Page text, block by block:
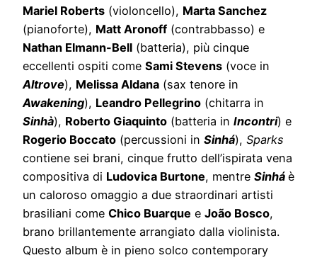
Mariel Roberts (violoncello), Marta Sanchez
(pianoforte), Matt Aronoff (contrabbasso) e
Nathan Elmann-Bell (batteria), più cinque
eccellenti ospiti come Sami Stevens (voce in
Altrove), Melissa Aldana (sax tenore in
Awakening), Leandro Pellegrino (chitarra in
Sinhà), Roberto Giaquinto (batteria in Incontri) e
Rogerio Boccato (percussioni in Sinhá), Sparks
contiene sei brani, cinque frutto dell’ispirata vena
compositiva di Ludovica Burtone, mentre Sinhá è
un caloroso omaggio a due straordinari artisti
brasiliani come Chico Buarque e João Bosco,
brano brillantemente arrangiato dalla violinista.
Questo album è in pieno solco contemporary